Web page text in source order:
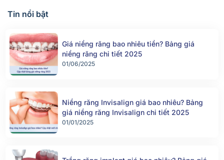
Tin nổi bật
Giá niềng răng bao nhiêu tiền? Bảng giá
niềng răng chi tiết 2025
01/06/2025
Niềng răng Invisalign giá bao nhiêu? Bảng
giá niềng răng Invisalign chi tiết 2025
01/01/2025